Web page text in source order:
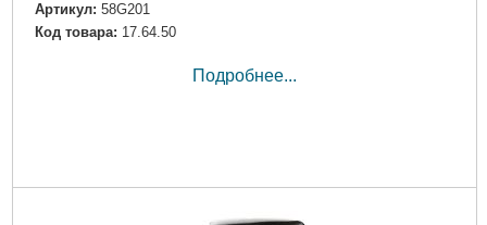
Артикул: 58G201
Код товара: 17.64.50
Подробнее...